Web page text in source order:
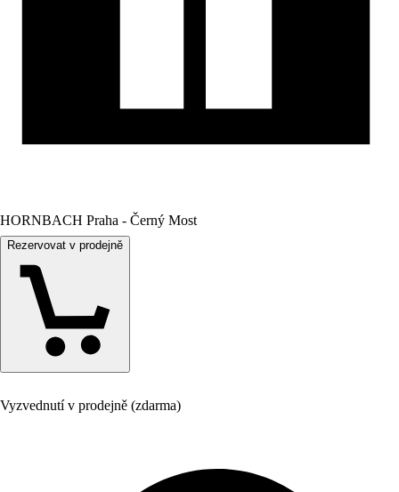
HORNBACH Praha - Černý Most
Rezervovat v prodejně
Vyzvednutí v prodejně (zdarma)